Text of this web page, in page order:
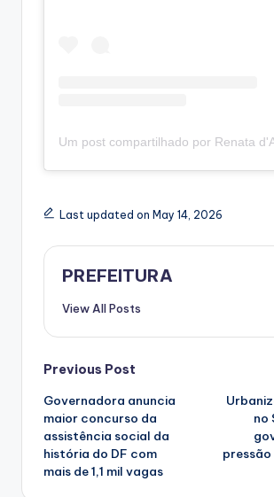
Last updated on May 14, 2026
PREFEITURA
View All Posts
Post
navigation
Previous Post
Governadora anuncia
maior concurso da
assistência social da
história do DF com
mais de 1,1 mil vagas
no